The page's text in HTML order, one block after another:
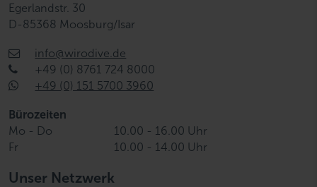
Egerlandstr. 30
D-85368 Moosburg/Isar
info@wirodive.de
+49 (0) 8761 724 8000
+49 (0) 151 5700 3960
Bürozeiten
Mo - Do
10.00 - 16.00 Uhr
Fr
10.00 - 14.00 Uhr
Unser Netzwerk